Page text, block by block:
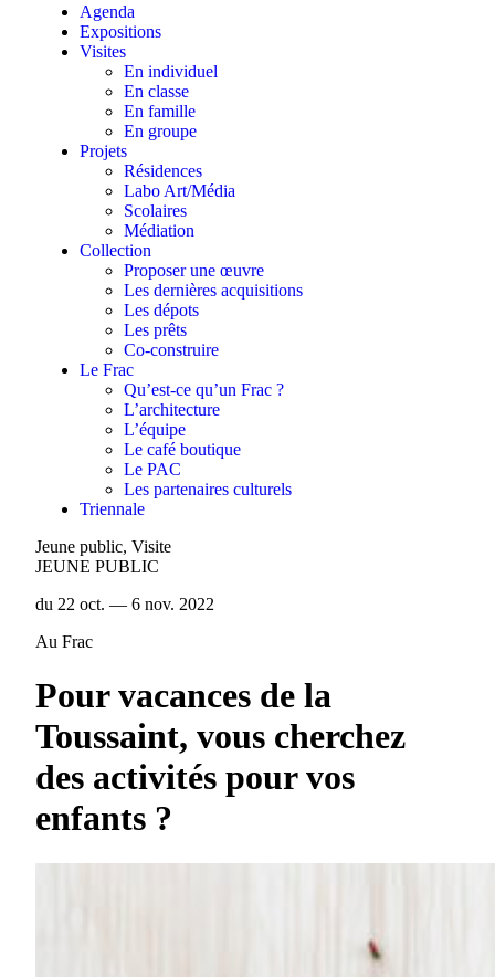
Agenda
Expositions
Visites
En individuel
En classe
En famille
En groupe
Projets
Résidences
Labo Art/Média
Scolaires
Médiation
Collection
Proposer une œuvre
Les dernières acquisitions
Les dépots
Les prêts
Co-construire
Le Frac
Qu’est-ce qu’un Frac ?
L’architecture
L’équipe
Le café boutique
Le PAC
Les partenaires culturels
Triennale
Jeune public, Visite
JEUNE PUBLIC
du 22 oct. — 6 nov. 2022
Au Frac
Pour vacances de la
Toussaint, vous cherchez
des activités pour vos
enfants ?